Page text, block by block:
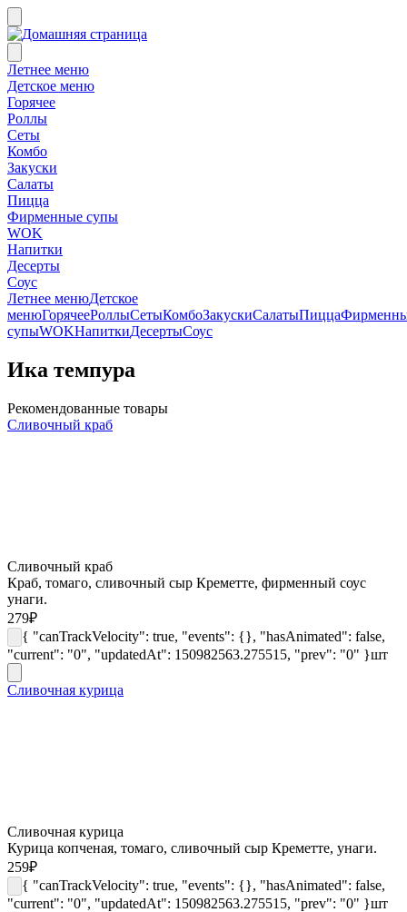
Летнее меню
Детское меню
Горячее
Роллы
Сеты
Комбо
Закуски
Салаты
Пицца
Фирменные супы
WOK
Напитки
Десерты
Соус
Летнее менюДетское
менюГорячееРоллыСетыКомбоЗакускиСалатыПицца
супыWOKНапиткиДесертыСоус
Ика темпура
Рекомендованные товары
Сливочный краб
Сливочный краб
Краб, томаго, сливочный сыр Креметте, фирменный соус
унаги.
279₽
{ "canTrackVelocity": true, "events": {}, "hasAnimated": false,
"current": "0", "updatedAt": 150982563.275515, "prev": "0" }шт
Сливочная курица
Сливочная курица
Курица копченая, томаго, сливочный сыр Креметте, унаги.
259₽
{ "canTrackVelocity": true, "events": {}, "hasAnimated": false,
"current": "0", "updatedAt": 150982563.275515, "prev": "0" }шт